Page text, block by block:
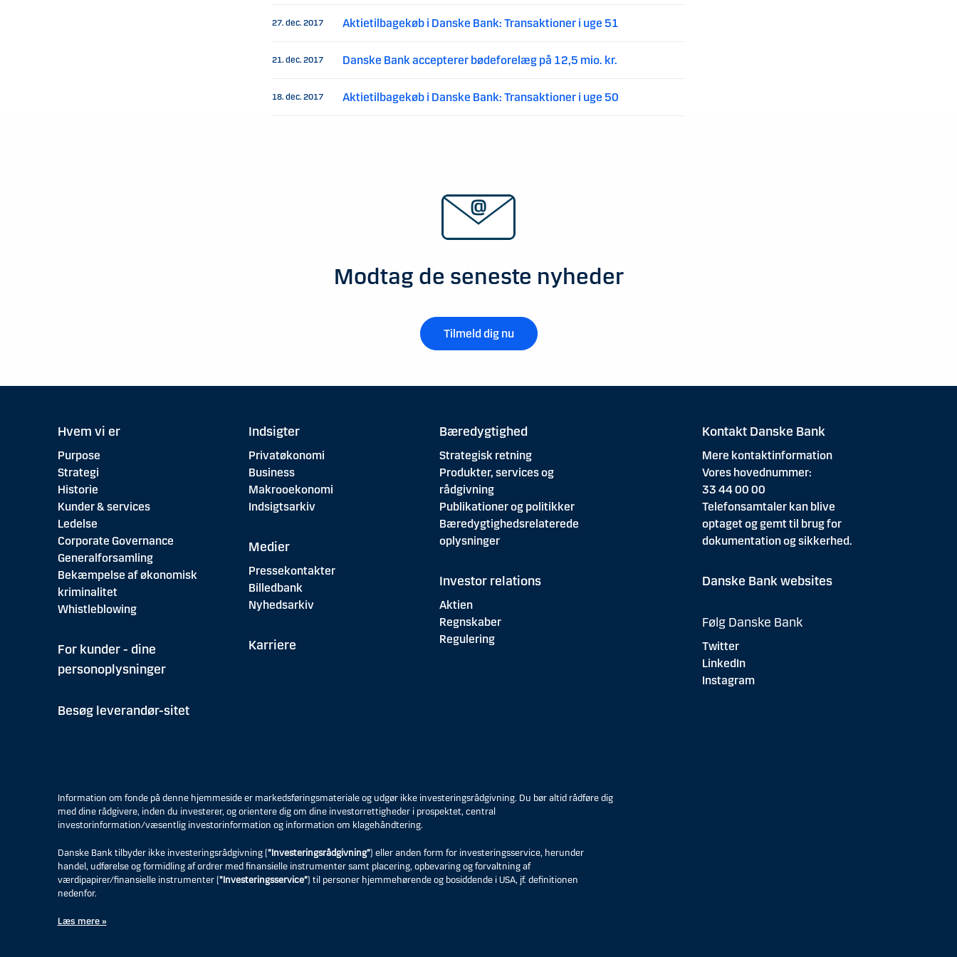
27. dec. 2017 Aktietilbagekøb i Danske Bank: Transaktioner i uge 51
21. dec. 2017 Danske Bank accepterer bødeforelæg på 12,5 mio. kr.
18. dec. 2017 Aktietilbagekøb i Danske Bank: Transaktioner i uge 50
Modtag de seneste nyheder
Tilmeld dig nu
Hvem vi er
Purpose
Strategi
Historie
Kunder & services
Ledelse
Corporate Governance
Generalforsamling
Bekæmpelse af økonomisk
kriminalitet
Whistleblowing
For kunder - dine
personoplysninger
Besøg leverandør-sitet
Indsigter
Privatøkonomi
Business
Makrooekonomi
Indsigtsarkiv
Medier
Pressekontakter
Billedbank
Nyhedsarkiv
Karriere
Bæredygtighed
Strategisk retning
Produkter, services og
rådgivning
Publikationer og politikker
Bæredygtighedsrelaterede
oplysninger
Investor relations
Aktien
Regnskaber
Regulering
Kontakt Danske Bank
Mere kontaktinformation
Vores hovednummer:
33 44 00 00
Telefonsamtaler kan blive
optaget og gemt til brug for
dokumentation og sikkerhed.
Danske Bank websites
Følg Danske Bank
Twitter
LinkedIn
Instagram
Information om fonde på denne hjemmeside er markedsføringsmateriale og udgør ikke investeringsrådgivning. Du bør altid rådføre dig
med dine rådgivere, inden du investerer, og orientere dig om dine investorrettigheder i prospektet, central
investorinformation/væsentlig investorinformation og information om klagehåndtering.
Danske Bank tilbyder ikke investeringsrådgivning (”Investeringsrådgivning”) eller anden form for investeringsservice, herunder
handel, udførelse og formidling af ordrer med finansielle instrumenter samt placering, opbevaring og forvaltning af
værdipapirer/finansielle instrumenter (”Investeringsservice”) til personer hjemmehørende og bosiddende i USA, jf. definitionen
nedenfor.
Læs mere »